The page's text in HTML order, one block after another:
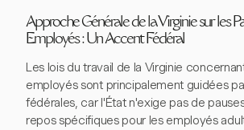
Approche Générale de la Virginie sur les
Employés : Un Accent Fédéral
Les lois du travail de la Virginie
employés sont principalement guidées
fédérales, car l'État n'exige pas de
repos spécifiques pour les employés